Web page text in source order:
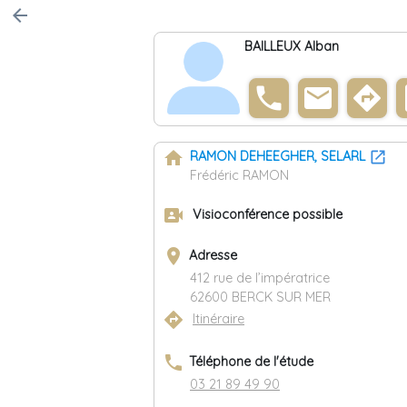
arrow_back
BAILLEUX Alban
phone email directions
home RAMON DEHEEGHER, SELARL
Frédéric RAMON
video_camera_front Visioconférence possible
place Adresse
412 rue de l’impératrice
62600 BERCK SUR MER
directions Itinéraire
phone Téléphone de l'étude
03 21 89 49 90